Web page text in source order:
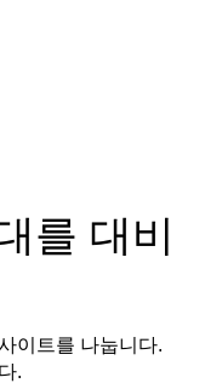
를 대비
이트를 나눕니다.
.